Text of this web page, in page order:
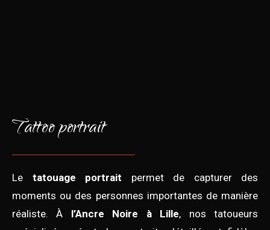
Tattoo portrait
Le tatouage portrait permet de capturer des
moments ou des personnes importantes de manière
réaliste. À l’Ancre Noire à Lille, nos tatoueurs